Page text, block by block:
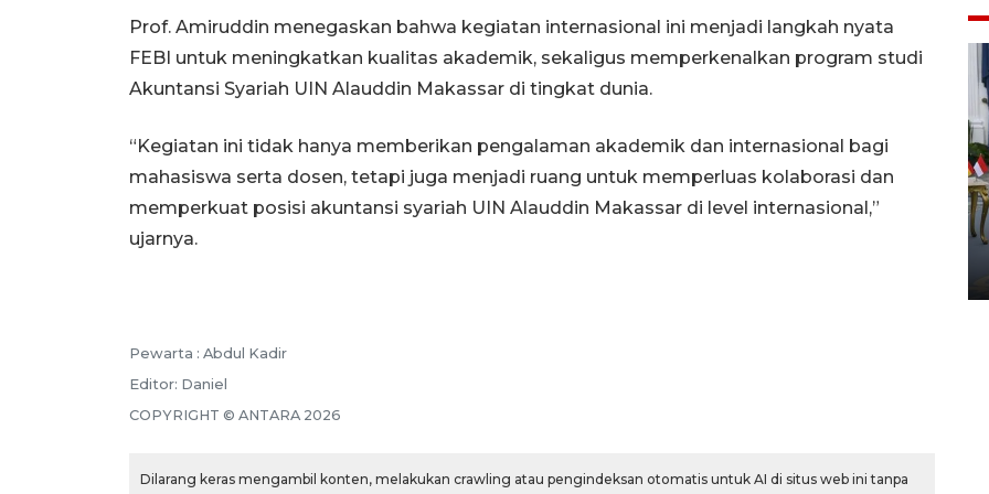
Prof. Amiruddin menegaskan bahwa kegiatan internasional ini menjadi langkah nyata
FEBI untuk meningkatkan kualitas akademik, sekaligus memperkenalkan program studi
Akuntansi Syariah UIN Alauddin Makassar di tingkat dunia.
“Kegiatan ini tidak hanya memberikan pengalaman akademik dan internasional bagi
mahasiswa serta dosen, tetapi juga menjadi ruang untuk memperluas kolaborasi dan
memperkuat posisi akuntansi syariah UIN Alauddin Makassar di level internasional,”
ujarnya.
Pewarta : Abdul Kadir
Editor: Daniel
COPYRIGHT © ANTARA 2026
Dilarang keras mengambil konten, melakukan crawling atau pengindeksan otomatis untuk AI di situs web ini tanpa
FOTO - Kirab memperingati
HUT ke-80 Raja Keraton